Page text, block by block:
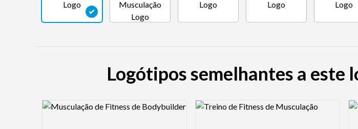
Logótipos semelhantes a
Logo Preview Image Logo Preview Image